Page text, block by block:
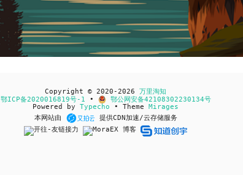
Copyright © 2020-2026 万里淘知
鄂ICP备2020016819号-1 •
鄂公网安备42108302230134号
Powered by Typecho • Theme Mirages
本网站由
提供CDN加速/云存储服务